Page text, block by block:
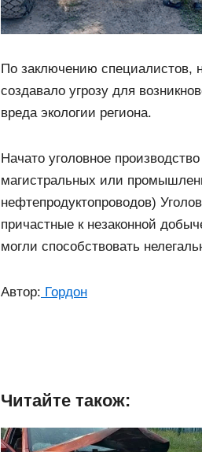
По заключению специалистов,
создавало угрозу для
вреда экологии региона.
Начато уголовное
магистральных или
нефтепродуктопроводов)
причастные к незаконной
могли способствовать
Автор: Гордон
Читайте також: